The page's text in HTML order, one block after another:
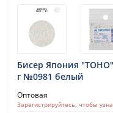
Бисер Япония
г №0981 белый
Оптовая
Зарегистрируйтесь, чтобы